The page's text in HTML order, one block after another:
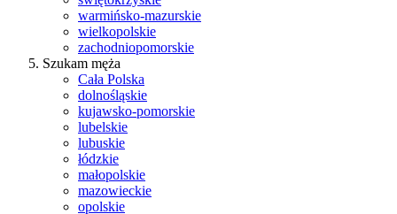
warmińsko-mazurskie
wielkopolskie
zachodniopomorskie
Szukam męża
Cała Polska
dolnośląskie
kujawsko-pomorskie
lubelskie
lubuskie
łódzkie
małopolskie
mazowieckie
opolskie